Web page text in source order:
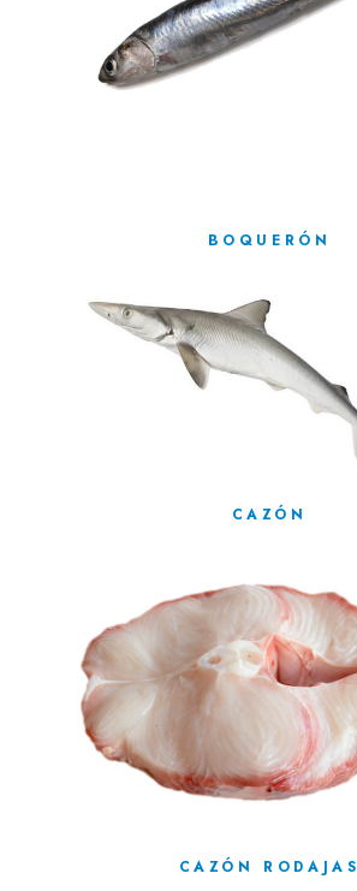
BOQUERÓN
CAZÓN
CAZÓN RODAJAS